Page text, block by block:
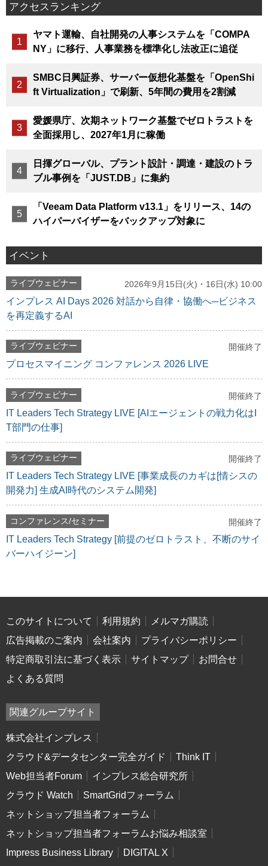
アクセスランキング
ヤマト運輸、自社開発の人事システムを「COMPA
NY」に移行、人事業務を標準化し法改正に追従
SMBC日興証券、サーバー仮想化基盤を「OpenShi
ft Virtualization」で刷新、5年間の費用を2割減
愛媛県庁、次期ネットワーク基盤でゼロトラストを
全面採用し、2027年1月に稼働
日揮グローバル、プラント設計・調達・建設のトラ
ブル事例を「JUST.DB」に集約
「Veeam Data Platform v13.1」をリリース、14の
ハイパーバイザーをバックアップ対象に
イベント
ライブウェビナー 2026年9月15日(火)・16日(水) 10:00
インプレス AI Days 2026 対話から自律・協働へ─ビジネス
を再定義するAI
ライブウェビナー 開催終了
プロセスマイニング コンファレンス 2026 LIVE
ライブウェビナー 開催終了
IT Leaders Tech Strategy LIVE [AIエージェントの戦力化はI
T部門の仕事]
ライブウェビナー 開催終了
IT Leaders Tech Strategy LIVE [事業成長のカギは[情シスの
開発力] 生成AI時代のシステム開発]
コンファレンス/セミナー 開催終了
IT Leaders Tech Strategy [前提のゼロトラスト、不断のサイ
バーハイジーン]
このサイトについて 利用規約
メルマガ購読
広告掲載のご案内
会社案内
プライバシーポリシー
特定商取引法に基づく表示
サイトマップ
お問合せ
よくある質問
関連グループサイト
株式会社インプレス
クラウド&データセンター完全ガイド
Think IT
Web担当者Forum
インプレス総合研究所
クラウド Watch
SmartGridフォーラム
ネットショップ担当者フォーラム
ネットショップ担当者フォーラムお悩み相談室
Impress Business Library
DIGITAL X